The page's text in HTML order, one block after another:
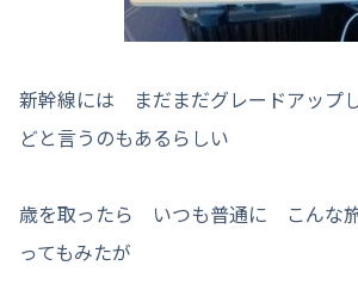
新幹線には まだまだグレードアップ
どと言うのもあるらしい
歳を取ったら いつも普通に こんな
ってもみたが